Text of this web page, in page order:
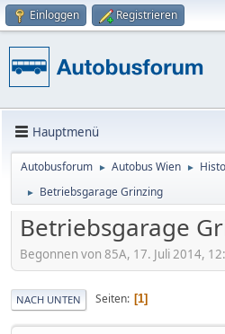
Einloggen Registrieren
Hauptmenü
Autobusforum ► Autobus Wien ►
► Betriebsgarage Grinzing
Betriebsgarage
Begonnen von 85A, 17. Juli 2014,
NACH UNTEN Seiten 1